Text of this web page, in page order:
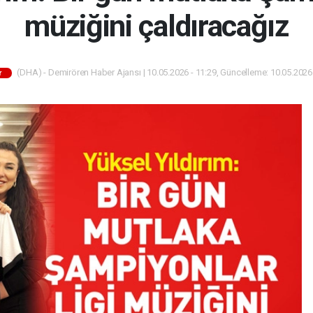
müziğini çaldıracağız
(DHA) - Demirören Haber Ajansı | 10.05.2026 - 11:29, Güncelleme: